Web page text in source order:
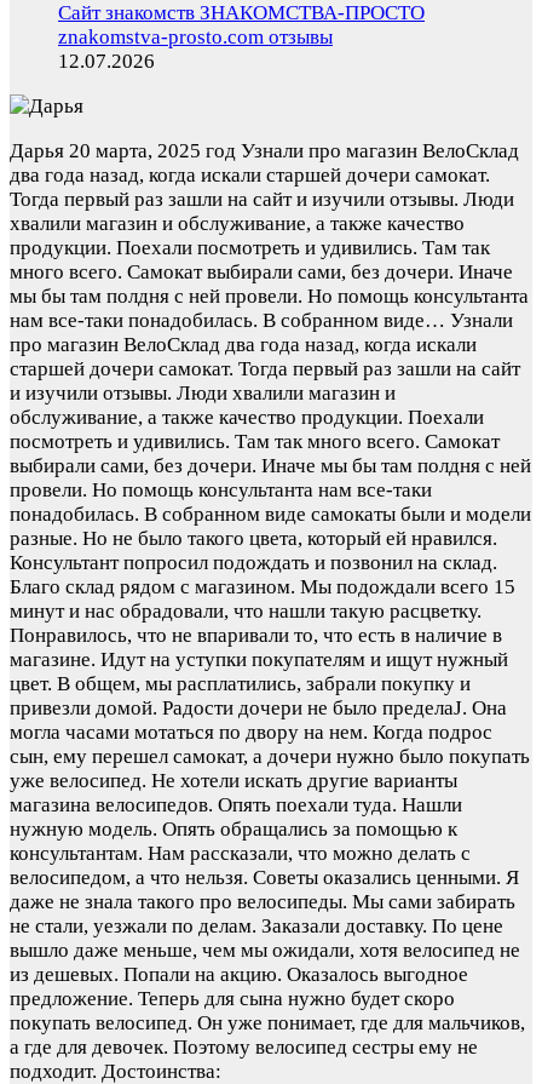
Сайт знакомств ЗНАКОМСТВА-ПРОСТО
znakomstva-prosto.com отзывы
12.07.2026
Дарья 20 марта, 2025 год Узнали про магазин ВелоСклад
два года назад, когда искали старшей дочери самокат.
Тогда первый раз зашли на сайт и изучили отзывы. Люди
хвалили магазин и обслуживание, а также качество
продукции. Поехали посмотреть и удивились. Там так
много всего. Самокат выбирали сами, без дочери. Иначе
мы бы там полдня с ней провели. Но помощь консультанта
нам все-таки понадобилась. В собранном виде… Узнали
про магазин ВелоСклад два года назад, когда искали
старшей дочери самокат. Тогда первый раз зашли на сайт
и изучили отзывы. Люди хвалили магазин и
обслуживание, а также качество продукции. Поехали
посмотреть и удивились. Там так много всего. Самокат
выбирали сами, без дочери. Иначе мы бы там полдня с ней
провели. Но помощь консультанта нам все-таки
понадобилась. В собранном виде самокаты были и модели
разные. Но не было такого цвета, который ей нравился.
Консультант попросил подождать и позвонил на склад.
Благо склад рядом с магазином. Мы подождали всего 15
минут и нас обрадовали, что нашли такую расцветку.
Понравилось, что не впаривали то, что есть в наличие в
магазине. Идут на уступки покупателям и ищут нужный
цвет. В общем, мы расплатились, забрали покупку и
привезли домой. Радости дочери не было пределаJ. Она
могла часами мотаться по двору на нем. Когда подрос
сын, ему перешел самокат, а дочери нужно было покупать
уже велосипед. Не хотели искать другие варианты
магазина велосипедов. Опять поехали туда. Нашли
нужную модель. Опять обращались за помощью к
консультантам. Нам рассказали, что можно делать с
велосипедом, а что нельзя. Советы оказались ценными. Я
даже не знала такого про велосипеды. Мы сами забирать
не стали, уезжали по делам. Заказали доставку. По цене
вышло даже меньше, чем мы ожидали, хотя велосипед не
из дешевых. Попали на акцию. Оказалось выгодное
предложение. Теперь для сына нужно будет скоро
покупать велосипед. Он уже понимает, где для мальчиков,
а где для девочек. Поэтому велосипед сестры ему не
подходит. Достоинства: